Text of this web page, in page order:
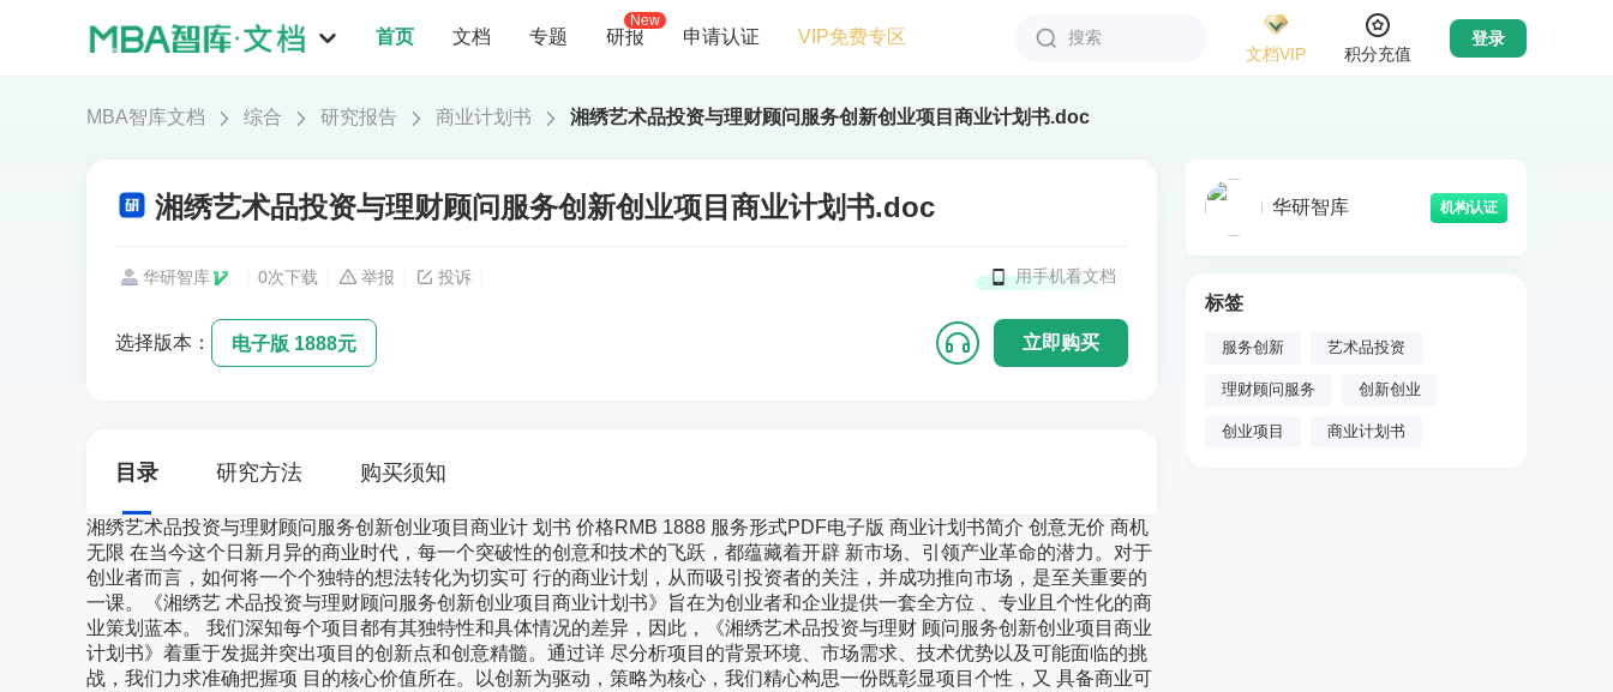
首页 文档 专题 研报
New
申请认证 VIP免费专区
搜索
文档VIP
积分充值
登录
MBA智库文档 综合 研究报告 商业计划书 湘绣艺术品投资与理财顾问服务创新创业项目商业计划书.doc
湘绣艺术品投资与理财顾问服务创新创业项目商业计划书.doc
华研智库 0次下载 举报 投诉 用手机看文档
选择版本： 电子版 1888元 立即购买
目录 研究方法 购买须知
湘绣艺术品投资与理财顾问服务创新创业项目商业计 划书 价格RMB 1888 服务形式PDF电子版 商业计划书简介 创意无价 商机
无限 在当今这个日新月异的商业时代，每一个突破性的创意和技术的飞跃，都蕴藏着开辟 新市场、引领产业革命的潜力。对于
创业者而言，如何将一个个独特的想法转化为切实可 行的商业计划，从而吸引投资者的关注，并成功推向市场，是至关重要的
一课。《湘绣艺 术品投资与理财顾问服务创新创业项目商业计划书》旨在为创业者和企业提供一套全方位 、专业且个性化的商
业策划蓝本。 我们深知每个项目都有其独特性和具体情况的差异，因此，《湘绣艺术品投资与理财 顾问服务创新创业项目商业
计划书》着重于发掘并突出项目的创新点和创意精髓。通过详 尽分析项目的背景环境、市场需求、技术优势以及可能面临的挑
战，我们力求准确把握项 目的核心价值所在。以创新为驱动，策略为核心，我们精心构思一份既彰显项目个性，又 具备商业可
华研智库 机构认证
标签
服务创新 艺术品投资
理财顾问服务 创新创业
创业项目 商业计划书